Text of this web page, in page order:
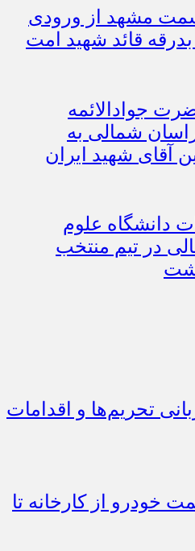
سمت مشهد از ورودی
قائد شهید امت
جوادالائمه
شمالی به
آقای شهید ایران
دانشگاه علوم
در تیم منتخب
تحریم‌ها و اقدامات
قیمت خودرو از کارخانه تا